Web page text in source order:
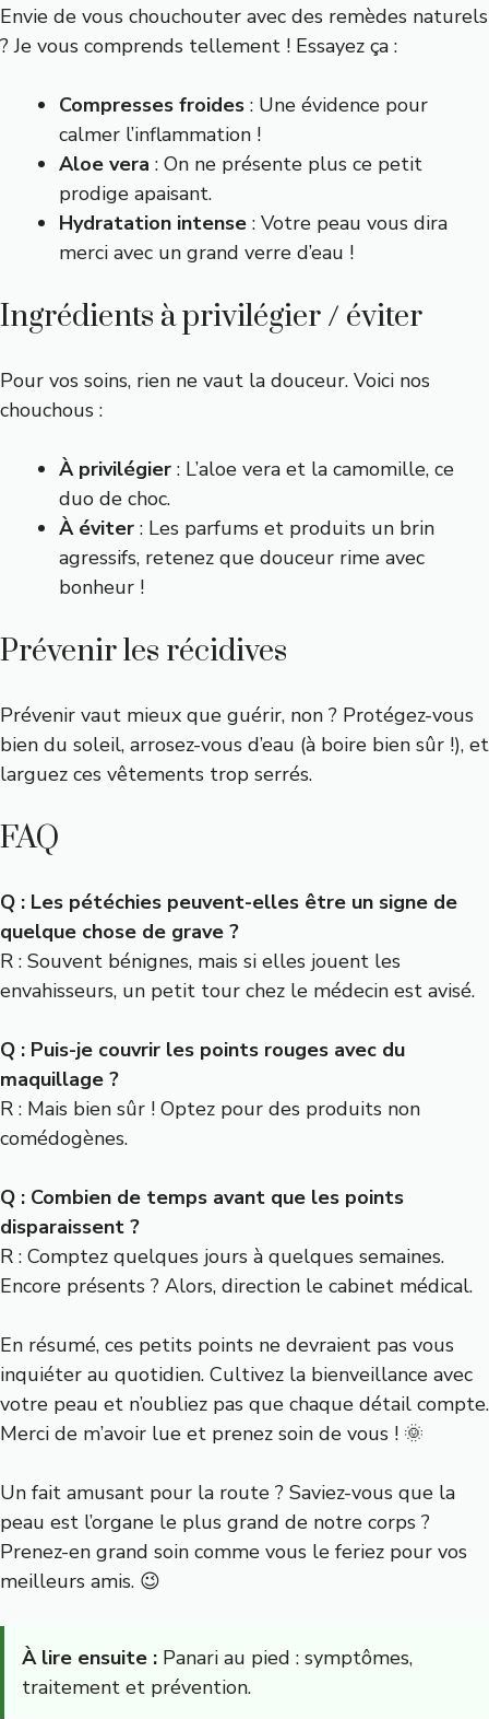
Envie de vous chouchouter avec des remèdes naturels
? Je vous comprends tellement ! Essayez ça :
Compresses froides : Une évidence pour
calmer l’inflammation !
Aloe vera : On ne présente plus ce petit
prodige apaisant.
Hydratation intense : Votre peau vous dira
merci avec un grand verre d’eau !
Ingrédients à privilégier / éviter
Pour vos soins, rien ne vaut la douceur. Voici nos
chouchous :
À privilégier : L’aloe vera et la camomille, ce
duo de choc.
À éviter : Les parfums et produits un brin
agressifs, retenez que douceur rime avec
bonheur !
Prévenir les récidives
Prévenir vaut mieux que guérir, non ? Protégez-vous
bien du soleil, arrosez-vous d’eau (à boire bien sûr !), et
larguez ces vêtements trop serrés.
FAQ
Q : Les pétéchies peuvent-elles être un signe de
quelque chose de grave ?
R : Souvent bénignes, mais si elles jouent les
envahisseurs, un petit tour chez le médecin est avisé.
Q : Puis-je couvrir les points rouges avec du
maquillage ?
R : Mais bien sûr ! Optez pour des produits non
comédogènes.
Q : Combien de temps avant que les points
disparaissent ?
R : Comptez quelques jours à quelques semaines.
Encore présents ? Alors, direction le cabinet médical.
En résumé, ces petits points ne devraient pas vous
inquiéter au quotidien. Cultivez la bienveillance avec
votre peau et n’oubliez pas que chaque détail compte.
Merci de m’avoir lue et prenez soin de vous ! 🌞
Un fait amusant pour la route ? Saviez-vous que la
peau est l’organe le plus grand de notre corps ?
Prenez-en grand soin comme vous le feriez pour vos
meilleurs amis. 😉
À lire ensuite : Panari au pied : symptômes,
traitement et prévention.